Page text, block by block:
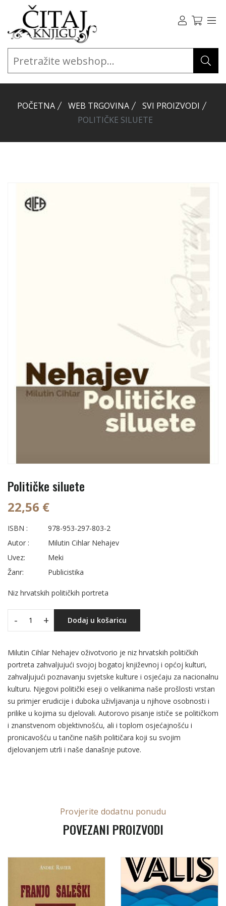
POČETNA WEB TRGOVINA
SVI PROIZVODI
POLITIČKE SILUETE
Političke siluete
22,56 €
ISBN :
978-953-297-803-2
Autor :
Milutin Cihlar Nehajev
Uvez:
Meki
Žanr:
Publicistika
Niz hrvatskih političkih portreta
- + Dodaj u košaricu
Milutin Cihlar Nehajev oživotvorio je niz hrvatskih političkih
portreta zahvaljujući svojoj bogatoj književnoj i općoj kulturi,
zahvaljujući poznavanju svjetske kulture i osjećaju za nacionalnu
kulturu. Njegovi politički eseji o velikanima naše prošlosti vrstan
su primjer erudicije i duboka uživljavanja u njihove osobnosti i
prilike u kojima su djelovali. Autorovo pisanje ističe se političkom
i znanstvenom objektivnošću, ali i toplom osjećajnošću i
pronicavošću u tančine naših političara koji su svojim
djelovanjem utrli i naše današnje putove.
Provjerite dodatnu ponudu
POVEZANI PROIZVODI